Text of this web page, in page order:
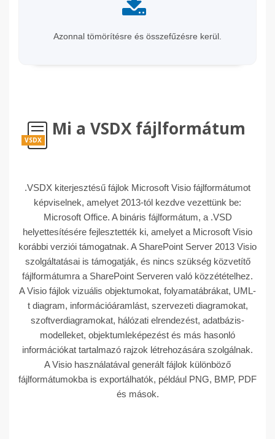
Azonnal tömörítésre és összefűzésre kerül.
VSDX
Mi a VSDX fájlformátum
.VSDX kiterjesztésű fájlok Microsoft Visio fájlformátumot
képviselnek, amelyet 2013-tól kezdve vezettünk be:
Microsoft Office. A bináris fájlformátum, a .VSD
helyettesítésére fejlesztették ki, amelyet a Microsoft Visio
korábbi verziói támogatnak. A SharePoint Server 2013 Visio
szolgáltatásai is támogatják, és nincs szükség közvetítő
fájlformátumra a SharePoint Serveren való közzétételhez.
A Visio fájlok vizuális objektumokat, folyamatábrákat, UML-
t diagram, információáramlást, szervezeti diagramokat,
szoftverdiagramokat, hálózati elrendezést, adatbázis-
modelleket, objektumleképezést és más hasonló
információkat tartalmazó rajzok létrehozására szolgálnak.
A Visio használatával generált fájlok különböző
fájlformátumokba is exportálhatók, például PNG, BMP, PDF
és mások.